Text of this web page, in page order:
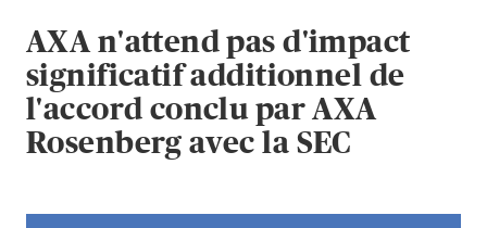
AXA n'attend pas d'impact
significatif additionnel de
l'accord conclu par AXA
Rosenberg avec la SEC